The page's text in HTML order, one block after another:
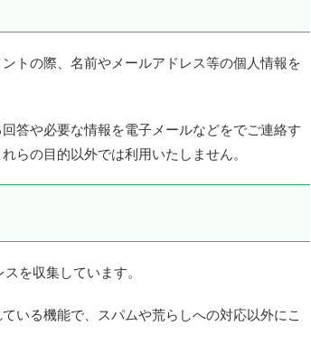
トの際、名前やメールアドレス等の個人情報を
答や必要な情報を電子メールなどをでご連絡す
らの目的以外では利用いたしません。
を収集しています。
いる機能で、スパムや荒らしへの対応以外にこ